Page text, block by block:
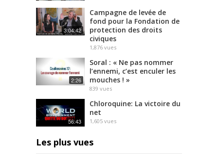
3:04:42
Campagne de levée de
fond pour la Fondation de
protection des droits
civiques
1,876 vues
2:26
Soral : « Ne pas nommer
l’ennemi, c’est enculer les
mouches ! »
839 vues
56:43
Chloroquine: La victoire du
net
1,605 vues
Les plus vues